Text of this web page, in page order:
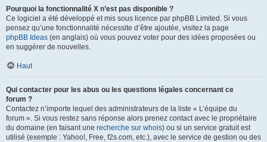
Pourquoi la fonctionnalité X n’est pas disponible ?
Ce logiciel a été développé et mis sous licence par phpBB Limited. Si vous
pensez qu’une fonctionnalité nécessite d’être ajoutée, visitez la page
phpBB Ideas (en anglais) où vous pouvez voter pour des idées proposées ou
en suggérer de nouvelles.
Haut
Qui contacter pour les abus ou les questions légales concernant ce
forum ?
Contactez n’importe lequel des administrateurs de la liste « L’équipe du
forum ». Si vous restez sans réponse alors prenez contact avec le propriétaire
du domaine (en faisant une recherche sur whois) ou si un service gratuit est
utilisé (exemple : Yahoo!, Free, f2s.com, etc.), avec le service de gestion ou des